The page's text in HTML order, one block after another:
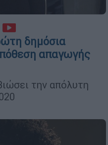
δημόσια
απαγωγής
την απόλυτη